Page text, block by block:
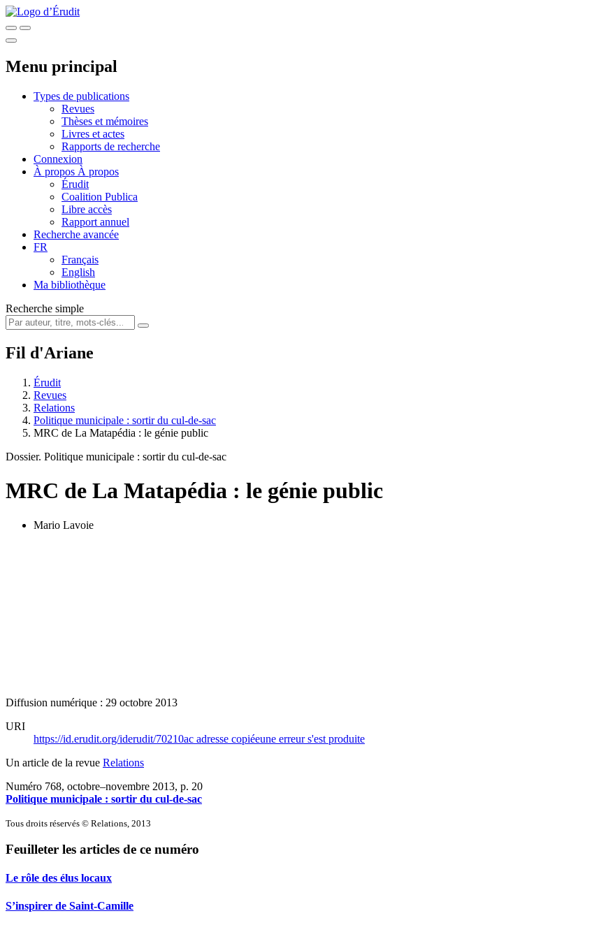
Menu principal
Types de publications
Revues
Thèses et mémoires
Livres et actes
Rapports de recherche
Connexion
À propos À propos
Érudit
Coalition Publica
Libre accès
Rapport annuel
Recherche avancée
FR
Français
English
Ma bibliothèque
Recherche simple
Fil d'Ariane
Érudit
Revues
Relations
Politique municipale : sortir du cul-de-sac
MRC de La Matapédia : le génie public
Dossier. Politique municipale : sortir du cul-de-sac
MRC de La Matapédia : le génie public
Mario Lavoie
Diffusion numérique : 29 octobre 2013
URI
https://id.erudit.org/iderudit/70210ac adresse copiéeune erreur s'est produite
Un article de la revue Relations
Numéro 768, octobre–novembre 2013, p. 20
Politique municipale : sortir du cul-de-sac
Tous droits réservés © Relations, 2013
Feuilleter les articles de ce numéro
Le rôle des élus locaux
S’inspirer de Saint-Camille